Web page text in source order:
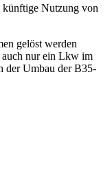
gelöst werden
auch nur ein Lkw im
der Umbau der B35-